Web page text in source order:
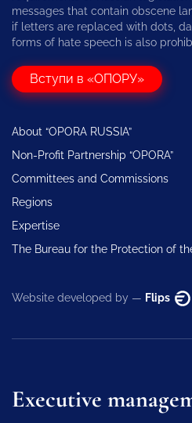
messages that contain obscene
if letters are replaced with dots,
forms of hate speech is also
Вступи в «ОПОРУ»
About “OPORA RUSSIA”
Non-Profit Partnership “OPORA”
Committees and Commissions
Regions
Expertise
The Bureau for the Protection of
Website developed by — Flips
Executive